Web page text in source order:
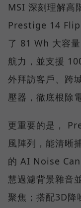
MSI 深刻理解高
Prestige 14 Flip
了 81 Wh 大容
航力，並支援
外拜訪客戶、跨
壓器，徹底根除
更重要的是，
風陣列，能清晰
的 AI Noise
慧過濾背景雜音
聚焦；搭配3D降